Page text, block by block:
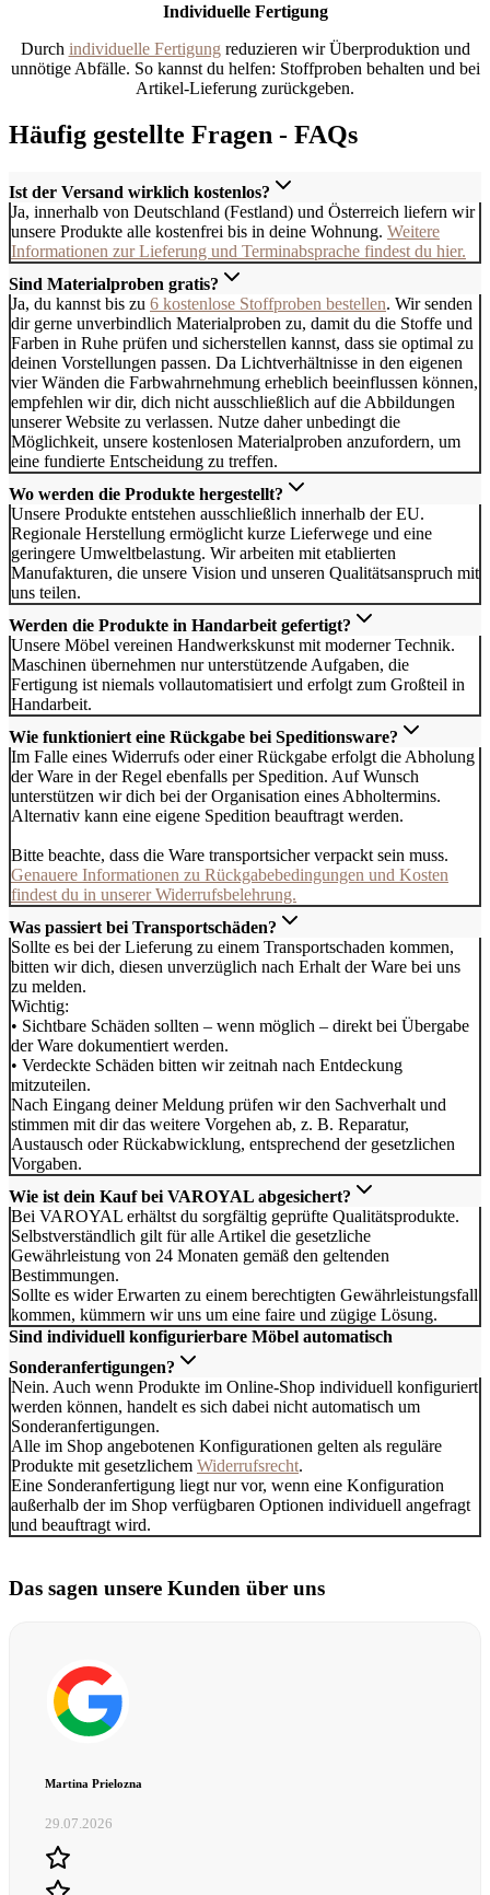
Individuelle Fertigung
Durch individuelle Fertigung reduzieren wir Überproduktion und
unnötige Abfälle. So kannst du helfen: Stoffproben behalten und bei
Artikel-Lieferung zurückgeben.
Häufig gestellte Fragen - FAQs
Ist der Versand wirklich kostenlos?
Ja, innerhalb von Deutschland (Festland) und Österreich liefern wir
unsere Produkte alle kostenfrei bis in deine Wohnung. Weitere
Informationen zur Lieferung und Terminabsprache findest du hier.
Sind Materialproben gratis?
Ja, du kannst bis zu 6 kostenlose Stoffproben bestellen. Wir senden
dir gerne unverbindlich Materialproben zu, damit du die Stoffe und
Farben in Ruhe prüfen und sicherstellen kannst, dass sie optimal zu
deinen Vorstellungen passen. Da Lichtverhältnisse in den eigenen
vier Wänden die Farbwahrnehmung erheblich beeinflussen können,
empfehlen wir dir, dich nicht ausschließlich auf die Abbildungen
unserer Website zu verlassen. Nutze daher unbedingt die
Möglichkeit, unsere kostenlosen Materialproben anzufordern, um
eine fundierte Entscheidung zu treffen.
Wo werden die Produkte hergestellt?
Unsere Produkte entstehen ausschließlich innerhalb der EU.
Regionale Herstellung ermöglicht kurze Lieferwege und eine
geringere Umweltbelastung. Wir arbeiten mit etablierten
Manufakturen, die unsere Vision und unseren Qualitätsanspruch mit
uns teilen.
Werden die Produkte in Handarbeit gefertigt?
Unsere Möbel vereinen Handwerkskunst mit moderner Technik.
Maschinen übernehmen nur unterstützende Aufgaben, die
Fertigung ist niemals vollautomatisiert und erfolgt zum Großteil in
Handarbeit.
Wie funktioniert eine Rückgabe bei Speditionsware?
Im Falle eines Widerrufs oder einer Rückgabe erfolgt die Abholung
der Ware in der Regel ebenfalls per Spedition. Auf Wunsch
unterstützen wir dich bei der Organisation eines Abholtermins.
Alternativ kann eine eigene Spedition beauftragt werden.
Bitte beachte, dass die Ware transportsicher verpackt sein muss.
Genauere Informationen zu Rückgabebedingungen und Kosten
findest du in unserer Widerrufsbelehrung.
Was passiert bei Transportschäden?
Sollte es bei der Lieferung zu einem Transportschaden kommen,
bitten wir dich, diesen unverzüglich nach Erhalt der Ware bei uns
zu melden.
Wichtig:
• Sichtbare Schäden sollten – wenn möglich – direkt bei Übergabe
der Ware dokumentiert werden.
• Verdeckte Schäden bitten wir zeitnah nach Entdeckung
mitzuteilen.
Nach Eingang deiner Meldung prüfen wir den Sachverhalt und
stimmen mit dir das weitere Vorgehen ab, z. B. Reparatur,
Austausch oder Rückabwicklung, entsprechend der gesetzlichen
Vorgaben.
Wie ist dein Kauf bei VAROYAL abgesichert?
Bei VAROYAL erhältst du sorgfältig geprüfte Qualitätsprodukte.
Selbstverständlich gilt für alle Artikel die gesetzliche
Gewährleistung von 24 Monaten gemäß den geltenden
Bestimmungen.
Sollte es wider Erwarten zu einem berechtigten Gewährleistungsfall
kommen, kümmern wir uns um eine faire und zügige Lösung.
Sind individuell konfigurierbare Möbel automatisch
Sonderanfertigungen?
Nein. Auch wenn Produkte im Online-Shop individuell konfiguriert
werden können, handelt es sich dabei nicht automatisch um
Sonderanfertigungen.
Alle im Shop angebotenen Konfigurationen gelten als reguläre
Produkte mit gesetzlichem Widerrufsrecht.
Eine Sonderanfertigung liegt nur vor, wenn eine Konfiguration
außerhalb der im Shop verfügbaren Optionen individuell angefragt
und beauftragt wird.
Das sagen unsere Kunden über uns
Martina Prielozna
29.07.2026